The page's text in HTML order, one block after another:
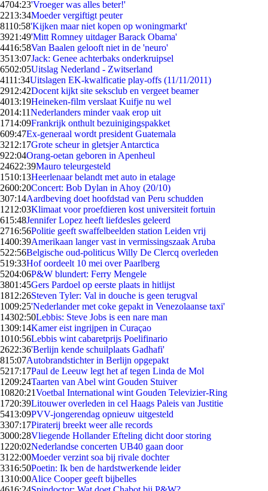
4704:23'Vroeger was alles beter!'
2213:34Moeder vergiftigt peuter
8110:58'Kijken maar niet kopen op woningmarkt'
3921:49'Mitt Romney uitdager Barack Obama'
4416:58Van Baalen gelooft niet in de 'neuro'
3513:07Jack: Genee achterbaks onderkruipsel
6502:05Uitslag Nederland - Zwitserland
4111:34Uitslagen EK-kwalficatie play-offs (11/11/2011)
2912:42Docent kijkt site seksclub en vergeet beamer
4013:19Heineken-film verslaat Kuifje nu wel
2014:11Nederlanders minder vaak erop uit
1714:09Frankrijk onthult bezuinigingspakket
609:47Ex-generaal wordt president Guatemala
3212:17Grote scheur in gletsjer Antarctica
922:04Orang-oetan geboren in Apenheul
24622:39Mauro teleurgesteld
1510:13Heerlenaar belandt met auto in etalage
2600:20Concert: Bob Dylan in Ahoy (20/10)
307:14Aardbeving doet hoofdstad van Peru schudden
1212:03Klimaat voor proefdieren kost universiteit fortuin
615:48Jennifer Lopez heeft liefdesles geleerd
2716:56Politie geeft swaffelbeelden station Leiden vrij
1400:39Amerikaan langer vast in vermissingszaak Aruba
522:56Belgische oud-politicus Willy De Clercq overleden
519:33Hof oordeelt 10 mei over Paarlberg
5204:06P&W blundert: Ferry Mengele
3801:45Gers Pardoel op eerste plaats in hitlijst
1812:26Steven Tyler: Val in douche is geen terugval
1009:25'Nederlander met coke gepakt in Venezolaanse taxi'
14302:50Lebbis: Steve Jobs is een nare man
1309:14Kamer eist ingrijpen in Curaçao
1010:56Lebbis wint cabaretprijs Poelifinario
2622:36'Berlijn kende schuilplaats Gadhafi'
815:07Autobrandstichter in Berlijn opgepakt
5217:17Paul de Leeuw legt het af tegen Linda de Mol
1209:24Taarten van Abel wint Gouden Stuiver
10820:21Voetbal International wint Gouden Televizier-Ring
1720:39Litouwer overleden in cel Haags Paleis van Justitie
5413:09PVV-jongerendag opnieuw uitgesteld
3307:17Piraterij breekt weer alle records
3000:28Vliegende Hollander Efteling dicht door storing
1220:02Nederlandse concerten UB40 gaan door
31 22:00Moeder verzint soa bij rivale dochter
3316:50Poetin: Ik ben de hardstwerkende leider
1310:00Alice Cooper geeft bijbelles